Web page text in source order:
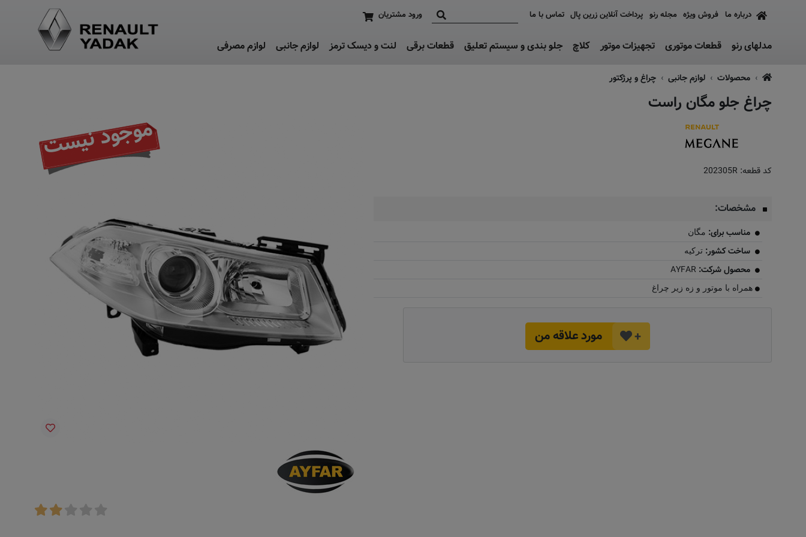
درباره ما فروش ویژه مجله رنو پرداخت آنلاین زرین پال تماس با ما ورود مشتریان
مدلهای رنو قطعات موتوری تجهیزات موتور کلاچ جلو بندی و سیستم تعلیق قطعات برقی لنت و دیسک ترمز لوازم جانبی لوازم مصرفی
محصولات لوازم جانبی چراغ و پرژکتور
چراغ جلو مگان راست
موجود نیست
کد قطعه: 202305R
مشخصات:
مناسب برای: مگان
ساخت کشور: ترکیه
محصول شرکت: AYFAR
همراه با موتور و زه زیر چراغ
+ مورد علاقه من